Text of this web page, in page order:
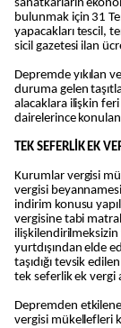
sanatkarların
bulunmak için 31
yapacakları tescil,
sicil gazetesi ilan
Depremde yıkılan
duruma gelen
alacaklara ilişkin
dairelerince konulan
TEK SEFERLİK EK
Kurumlar vergisi
vergisi
indirim konusu
vergisine tabi
ilişkilendirilmeksizin
yurtdışından elde
taşıdığı tevsik
tek seferlik ek vergi
Depremden
vergisi mükellefleri